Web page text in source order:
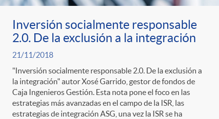
Inversión socialmente responsable
2.0. De la exclusión a la integración
21/11/2018
"Inversión socialmente responsable 2.0. De la exclusión a
la integración" autor Xosé Garrido, gestor de fondos de
Caja Ingenieros Gestión. Esta nota pone el foco en las
estrategias más avanzadas en el campo de la ISR, las
estrategias de integración ASG, una vez la ISR se ha